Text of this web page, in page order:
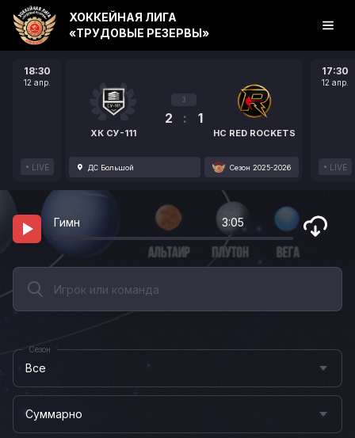
18:30
12 апр.
LIVE
ХК СУ-111
3
2 : 1
HC RED ROCKETS
ДС Большой Сезон 2025-2026
17:30
12 апр.
LIVE
ХОККЕЙНАЯ ЛИГА
«ТРУДОВЫЕ РЕЗЕРВЫ»
Гимн 3:05
Все
Сезон
Суммарно